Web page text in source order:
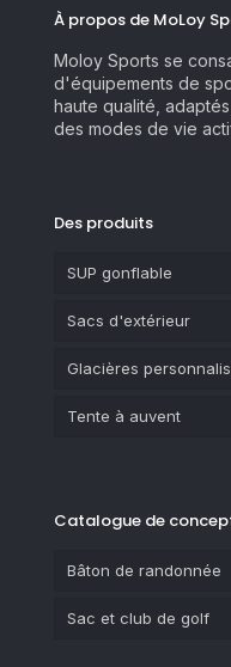
À propos de MoLoy
Moloy Sports se
d'équipements de
haute qualité,
des modes de vie
Des produits
SUP gonflable
Sacs d'extérieur
Glacières
Tente à auvent
Catalogue de
Bâton de randonnée
Sac et club de golf